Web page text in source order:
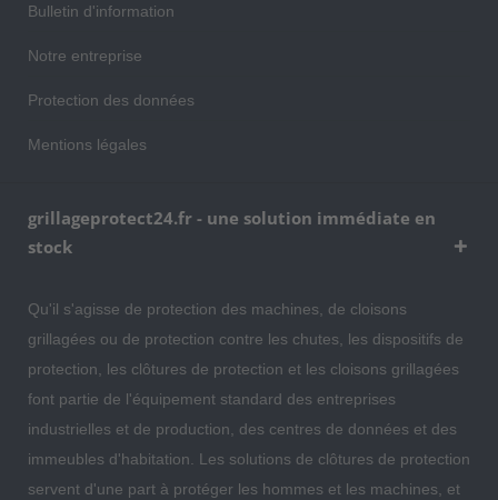
Bulletin d'information
Notre entreprise
Protection des données
Mentions légales
grillageprotect24.fr - une solution immédiate en
stock
Qu'il s'agisse de protection des machines, de cloisons
grillagées ou de protection contre les chutes, les dispositifs de
protection, les clôtures de protection et les cloisons grillagées
font partie de l'équipement standard des entreprises
industrielles et de production, des centres de données et des
immeubles d'habitation. Les solutions de clôtures de protection
servent d'une part à protéger les hommes et les machines, et